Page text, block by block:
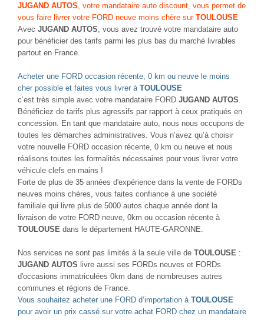
JUGAND AUTOS, votre mandataire auto discount, vous permet de
vous faire livrer votre FORD neuve moins chère sur TOULOUSE
Avec JUGAND AUTOS, vous avez trouvé votre mandataire auto
pour bénéficier des tarifs parmi les plus bas du marché livrables
partout en France.
Acheter une FORD occasion récente, 0 km ou neuve le moins
cher possible et faites vous livrer à TOULOUSE
c’est très simple avec votre mandataire FORD JUGAND AUTOS.
Bénéficiez de tarifs plus agressifs par rapport à ceux pratiqués en
concession. En tant que mandataire auto, nous nous occupons de
toutes les démarches administratives. Vous n’avez qu’à choisir
votre nouvelle FORD occasion récente, 0 km ou neuve et nous
réalisons toutes les formalités nécessaires pour vous livrer votre
véhicule clefs en mains !
Forte de plus de 35 années d'expérience dans la vente de FORDs
neuves moins chères, vous faites confiance à une société
familiale qui livre plus de 5000 autos chaque année dont la
livraison de votre FORD neuve, 0km ou occasion récente à
TOULOUSE dans le département HAUTE-GARONNE.
Nos services ne sont pas limités à la seule ville de TOULOUSE :
JUGAND AUTOS livre aussi ses FORDs neuves et FORDs
d'occasions immatriculées 0km dans de nombreuses autres
communes et régions de France.
Vous souhaitez acheter une FORD d’importation à TOULOUSE
pour avoir un prix cassé sur votre achat FORD chez un mandataire